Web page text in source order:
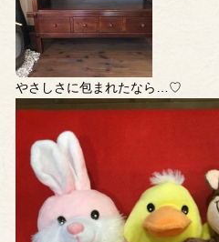
やさしさに包まれたなら…♡